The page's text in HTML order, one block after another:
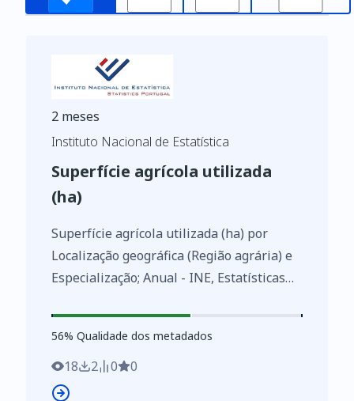
2 meses
Instituto Nacional de Estatística
Superfície agrícola utilizada
(ha)
Superfície agrícola utilizada (ha) por
Localização geográfica (Região agrária) e
Especialização; Anual - INE, Estatísticas
https://www.ine.pt/xurl/indx/0004076/PT
56%
56% Qualidade dos metadados
18 2 0 0